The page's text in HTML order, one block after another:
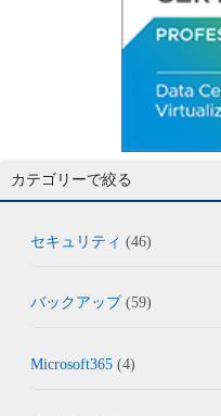
カテゴリーで絞る
セキュリティ (46)
バックアップ(59)
Microsoft365 (4)